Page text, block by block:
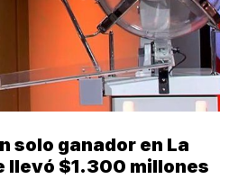
solo ganador en La
llevó $1.300 millones